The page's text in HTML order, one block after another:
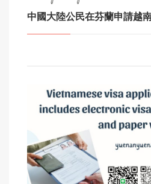
中國大陸公民在芬蘭申請越